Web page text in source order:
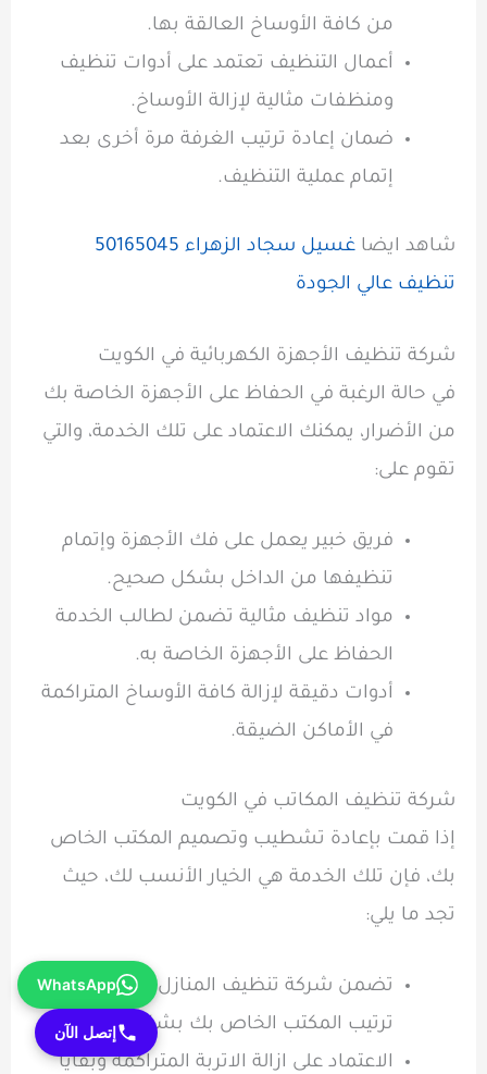
من كافة الأوساخ العالقة بها.
أعمال التنظيف تعتمد على أدوات تنظيف
ومنظفات مثالية لإزالة الأوساخ.
ضمان إعادة ترتيب الغرفة مرة أخرى بعد
إتمام عملية التنظيف.
شاهد ايضا
غسيل سجاد الزهراء 50165045
تنظيف عالي الجودة
شركة تنظيف الأجهزة الكهربائية في الكويت
في حالة الرغبة في الحفاظ على الأجهزة الخاصة بك
من الأضرار، يمكنك الاعتماد على تلك الخدمة، والتي
تقوم على:
فريق خبير يعمل على فك الأجهزة وإتمام
تنظيفها من الداخل بشكل صحيح.
مواد تنظيف مثالية تضمن لطالب الخدمة
الحفاظ على الأجهزة الخاصة به.
أدوات دقيقة لإزالة كافة الأوساخ المتراكمة
في الأماكن الضيقة.
شركة تنظيف المكاتب في الكويت
إذا قمت بإعادة تشطيب وتصميم المكتب الخاص
بك، فإن تلك الخدمة هي الخيار الأنسب لك، حيث
تجد ما يلي:
تضمن شركة تنظيف المنازل الجديدة إعادة
ترتيب المكتب الخاص بك بشكل صحيح.
الاعتماد على ازالة الاتربة المتراكمة وبقايا
WhatsApp
إتصل الآن